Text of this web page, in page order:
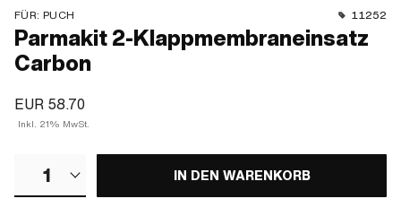
FÜR: PUCH 11252
Parmakit 2-Klappmembraneinsatz
Carbon
EUR 58.70
Inkl. 21% MwSt.
1 IN DEN WARENKORB